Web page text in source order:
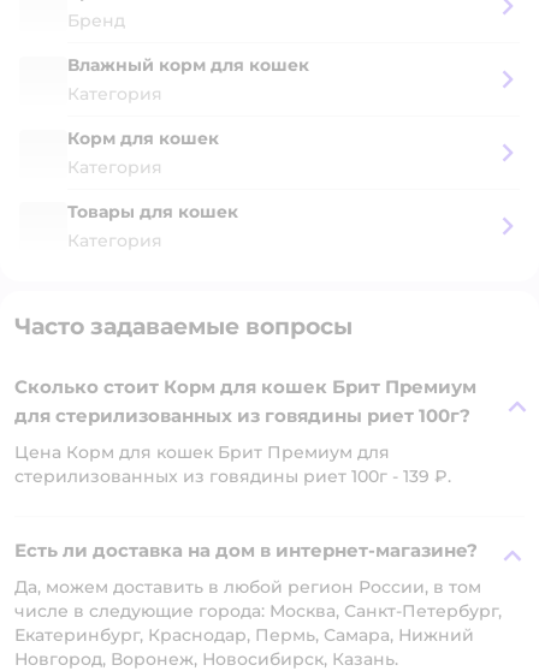
Бренд
Влажный корм для кошек
Категория
Корм для кошек
Категория
Товары для кошек
Категория
Часто задаваемые вопросы
Сколько стоит Корм для кошек Брит Премиум
для стерилизованных из говядины риет 100г?
Цена Корм для кошек Брит Премиум для
стерилизованных из говядины риет 100г - 139 ₽.
Есть ли доставка на дом в интернет-магазине?
Да, можем доставить в любой регион России, в том
числе в следующие города: Москва, Санкт-Петербург,
Екатеринбург, Краснодар, Пермь, Самара, Нижний
Новгород, Воронеж, Новосибирск, Казань.